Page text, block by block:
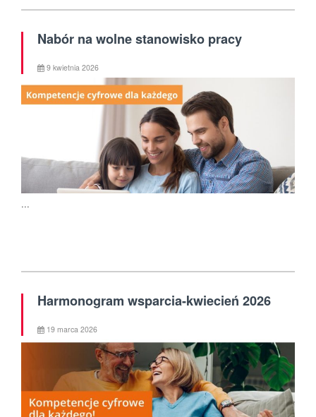
Nabór na wolne stanowisko pracy
9 kwietnia 2026
...
Harmonogram wsparcia-kwiecień 2026
19 marca 2026